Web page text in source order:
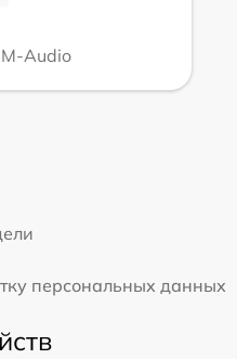
Audio
персональных данных